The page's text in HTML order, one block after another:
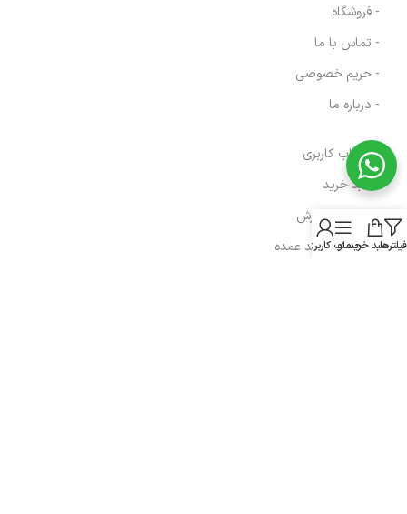
- فروشگاه
- تماس با ما
- حریم خصوصی
- درباره ما
- حساب کاربری
- سبد خرید
- پیگیری سفارش
- راهنمای خرید عمدهفیلترهاسبد خریدمنو
حساب کاربری من